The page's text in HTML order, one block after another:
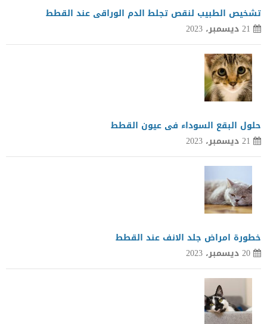
تشخيص الطبيب لنقص تجلط الدم الوراقى عند القطط
21 ديسمبر، 2023
حلول البقع السوداء فى عيون القطط
21 ديسمبر، 2023
خطورة امراض جلد الانف عند القطط
20 ديسمبر، 2023